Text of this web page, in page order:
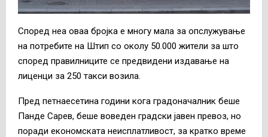
Според неа оваа бројка е многу мала за опслужување
на потребите на Штип со околу 50.000 жители за што
според правилниците се предвидени издавање на
лиценци за 250 такси возила.
Пред петнаесетина години кога градоначалник беше
Панде Сарев, беше воведен градски јавен превоз, но
поради економската неисплатливост, за кратко време